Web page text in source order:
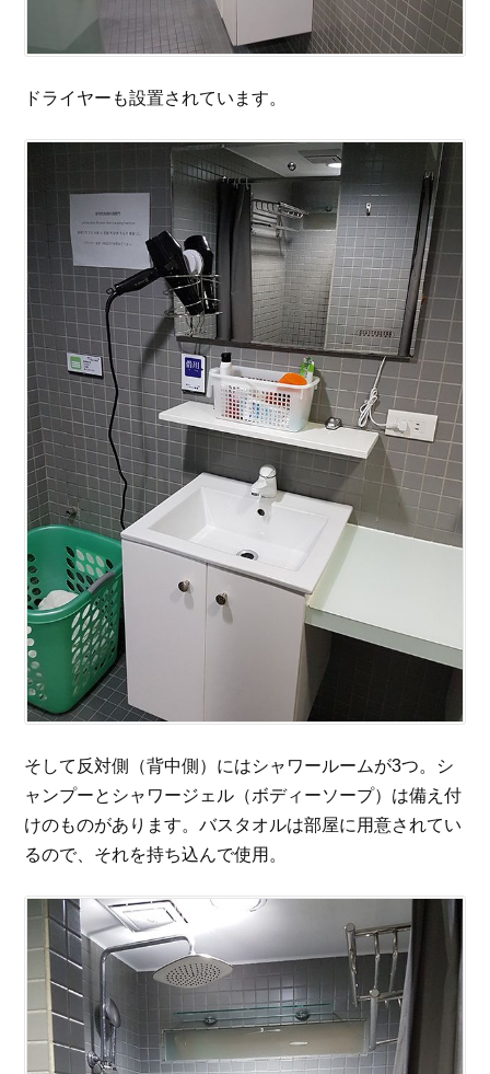
ドライヤーも設置されています。
そして反対側（背中側）にはシャワールームが3つ。シ
ャンプーとシャワージェル（ボディーソープ）は備え付
けのものがあります。バスタオルは部屋に用意されてい
るので、それを持ち込んで使用。